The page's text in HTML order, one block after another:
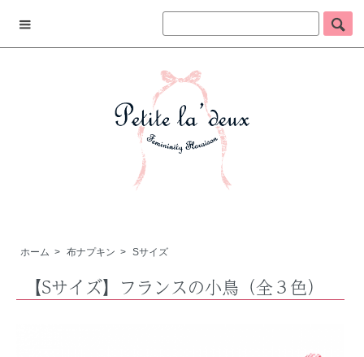
ホーム > 布ナプキン > Sサイズ
【Sサイズ】フランスの小鳥（全３色）